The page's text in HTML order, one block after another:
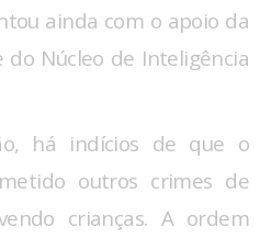
ainda com o apoio da
do Núcleo de Inteligência
há indícios de que o
outros crimes de
crianças. A ordem